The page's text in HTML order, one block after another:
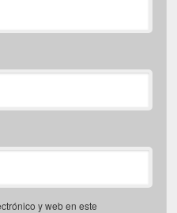
y web en este